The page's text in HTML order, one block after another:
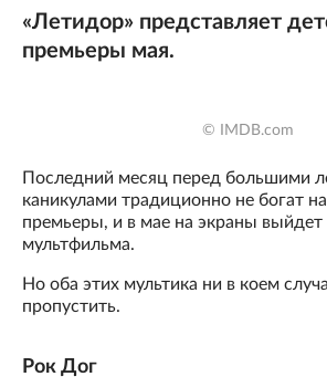
«Летидор» представляет
премьеры мая.
© IMDB.com
Последний месяц перед большими
каникулами традиционно не богат
премьеры, и в мае на экраны выйдет
мультфильма.
Но оба этих мультика ни в коем
пропустить.
Рок Дог